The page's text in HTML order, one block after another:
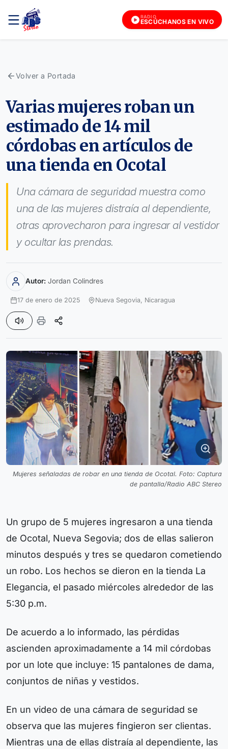
RADIO
ESCÚCHANOS EN VIVO
Volver a Portada
Varias mujeres roban un
estimado de 14 mil
córdobas en artículos de
una tienda en Ocotal
Una cámara de seguridad muestra como
una de las mujeres distraía al dependiente,
otras aprovecharon para ingresar al vestidor
y ocultar las prendas.
Autor: Jordan Colindres
17 de enero de 2025 Nueva Segovia, Nicaragua
Mujeres señaladas de robar en una tienda de Ocotal. Foto: Captura
de pantalla/Radio ABC Stereo
Un grupo de 5 mujeres ingresaron a una tienda
de Ocotal, Nueva Segovia; dos de ellas salieron
minutos después y tres se quedaron cometiendo
un robo. Los hechos se dieron en la tienda La
Elegancia, el pasado miércoles alrededor de las
5:30 p.m.
De acuerdo a lo informado, las pérdidas
ascienden aproximadamente a 14 mil córdobas
por un lote que incluye: 15 pantalones de dama,
conjuntos de niñas y vestidos.
En un video de una cámara de seguridad se
observa que las mujeres fingieron ser clientas.
Mientras una de ellas distraía al dependiente, las